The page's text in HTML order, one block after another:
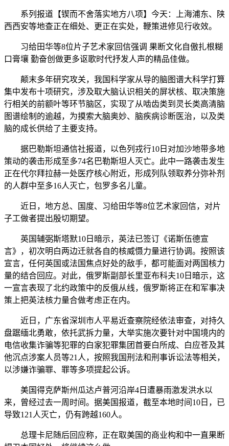
系列报道【锲而不舍落实地方八项】今天：上海浦东、陕
西西安等地查正在细处、更正在实处，鞭策进修见行收效。
习给田华等8位片子艺术家回信强调 果断文化自傲扎根糊
口膏壤 勤奋创做更多讴歌时代抒发人声的精品佳做。
颠末多年研究攻关，我国科学家从导的脑图谱大科学打算
集中发布十项研究，涉及取大脑认识相关的屏状核、取决策施
行相关的前额叶等环节脑区，实现了从啮齿类到灵长类高清脑
图谱绘制的逾越，为摸索大脑奥妙、脑疾病诊断医治，以及类
脑的成长供给了主要支持。
据巴勒斯坦通信社报道，以色列戎行10日对加沙地带多地
策动的袭击形成至多74名巴勒斯坦人灭亡。此中一路袭击发生
正在代尔拜拉赫一处医疗核心附近，形成列队领取养分弥补剂
的人群中至多16人灭亡，包罗多名儿童。
近日，地方总、国度、习给田华等8位艺术家回信，对片
子工做者提出殷切期望。
英国辅弼斯塔默10日暗示，英法已签订《诺斯伍德宣
言》，初次明白两边迁就各自的核威慑力量进行协调。按照该
宣言，任何英国或法国焦点好处的敌手，都可能面对两国核力
量的结合回应。对此，俄罗斯副部长里亚布科夫10日暗示，这
一宣言表现了北约政策中的反俄从线，俄罗斯将正在和军事决
策上把英法核力量合做考虑正在内。
近日，广东省深圳市人平易近查察院经依法审查，对持久
盘踞缅北勇敢，依托武拆力量，大举实施次要针对中国境内的
电信收集诈骗等犯罪的白家犯罪集团首要白所成、白应苍及其
他沉点涉案人员等21人，按照我国刑法和刑事诉讼法等相关，
以涉嫌诈骗罪、罪等多项提起公诉。
美国得克萨斯州瓜达卢普河沿岸4日遭暴雨激发洪水以
来，曾经过去一周时间。据美国报道，截至本地时间10日，已
导致121人灭亡，仍有跨越160人。
总理卡尼随后回应称，正在取美国的商业构和中一直果断